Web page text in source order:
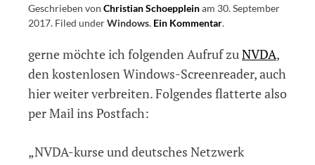
Touch-
Nutzung
Geschrieben von Christian Schoeppleinam 30. September
2017. Filed underWindows. Ein Kommentaron
zu
NVDA
.
gerne möchte ich folgenden Aufruf zu NVDA,
den kostenlosen Windows-Screenreader, auch
hier weiter verbreiten. Folgendes flatterte also
per Mail ins Postfach:
„NVDA-kurse und deutsches Netzwerk